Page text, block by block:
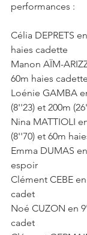
performances :
Célia DEPRETS
haies cadette
Manon AÏM-
60m haies cadette
Loénie GAMBA
(8''23) et 200m
Nina MATTIOLI
(8''70) et 60m
Emma DUMAS
espoir
Clément CEBE
cadet
Noé CUZON en
cadet